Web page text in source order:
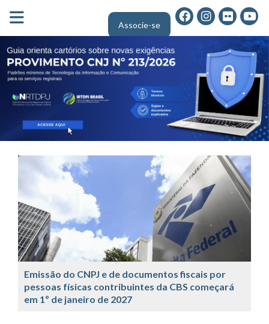
FECHA MENU
Associe-se
Área do Associado
Emissão do CNPJ e de documentos fiscais por
pessoas físicas contribuintes da CBS começará
em 1º de janeiro de 2027